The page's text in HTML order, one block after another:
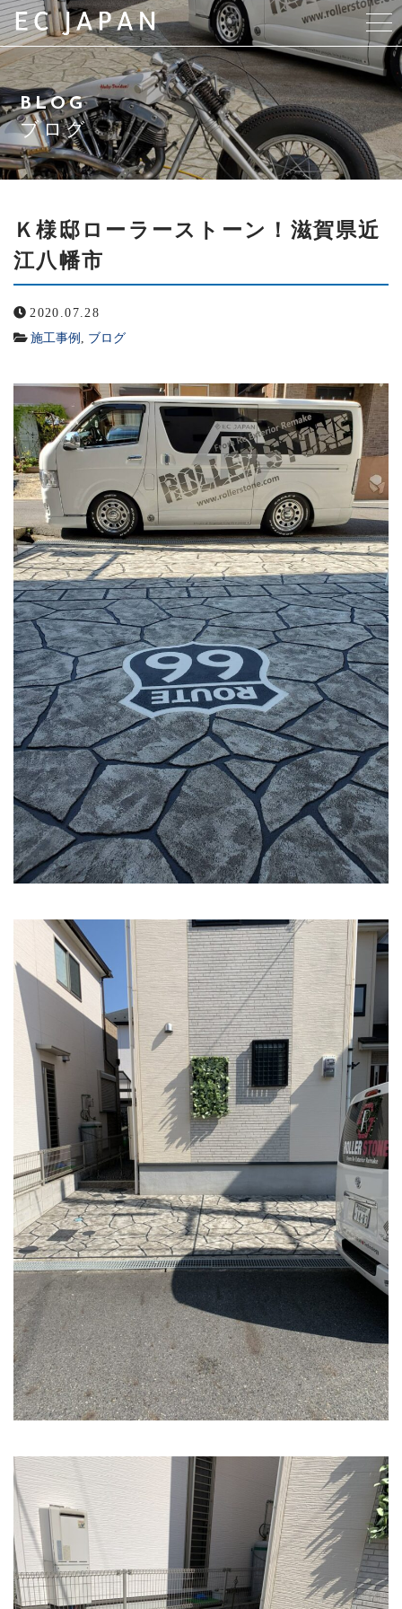
当店について
ローラーストーンの魅力
施工可能箇所
施工事例
よくある質問
ブログ
CONTACT
お問い合わせ
メールでの受付
お問い合わせフォーム
24時間受付中
お電話での受付
0748-22-8889
受付時間 10：00～20：00
BLOG
ブログ
Ｋ様邸ローラーストーン！滋賀県近
江八幡市
2020.07.28
施工事例 , ブログ